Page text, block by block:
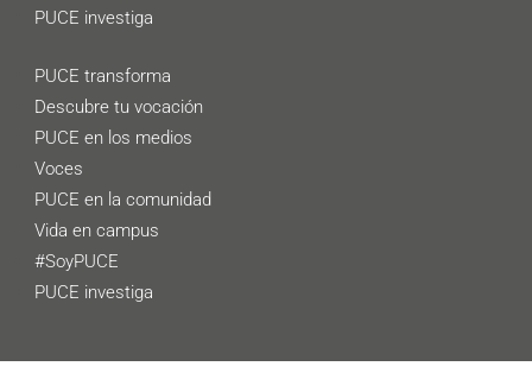
PUCE investiga
PUCE transforma
Descubre tu vocación
PUCE en los medios
Voces
PUCE en la comunidad
Vida en campus
#SoyPUCE
PUCE investiga